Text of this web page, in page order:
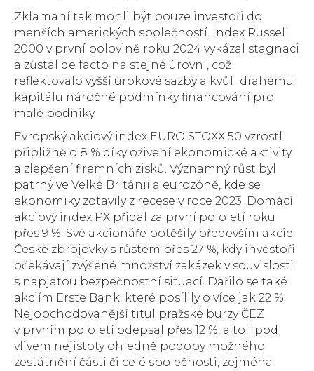
Zklamaní tak mohli být pouze investoři do
menších amerických společností. Index Russell
2000 v první polovině roku 2024 vykázal stagnaci
a zůstal de facto na stejné úrovni, což
reflektovalo vyšší úrokové sazby a kvůli drahému
kapitálu náročné podmínky financování pro
malé podniky.
Evropský akciový index EURO STOXX 50 vzrostl
přibližně o 8 % díky oživení ekonomické aktivity
a zlepšení firemních zisků. Významný růst byl
patrný ve Velké Británii a eurozóně, kde se
ekonomiky zotavily z recese v roce 2023. Domácí
akciový index PX přidal za první pololetí roku
přes 9 %. Své akcionáře potěšily především akcie
České zbrojovky s růstem přes 27 %, kdy investoři
očekávají zvýšené množství zakázek v souvislosti
s napjatou bezpečnostní situací. Dařilo se také
akciím Erste Bank, které posílily o více jak 22 %.
Nejobchodovanější titul pražské burzy ČEZ
v prvním pololetí odepsal přes 12 %, a to i pod
vlivem nejistoty ohledně podoby možného
zestátnění části či celé společnosti, zejména